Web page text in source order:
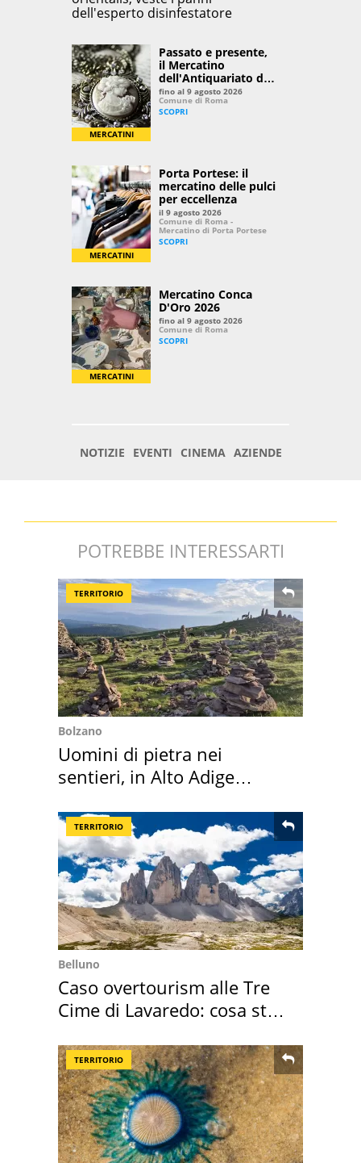
POTREBBE INTERESSARTI
TERRITORIO
Bolzano
Uomini di pietra nei
sentieri, in Alto Adige
TERRITORIO
Belluno
Caso overtourism alle Tre
Cime di Lavaredo: cosa sta
TERRITORIO